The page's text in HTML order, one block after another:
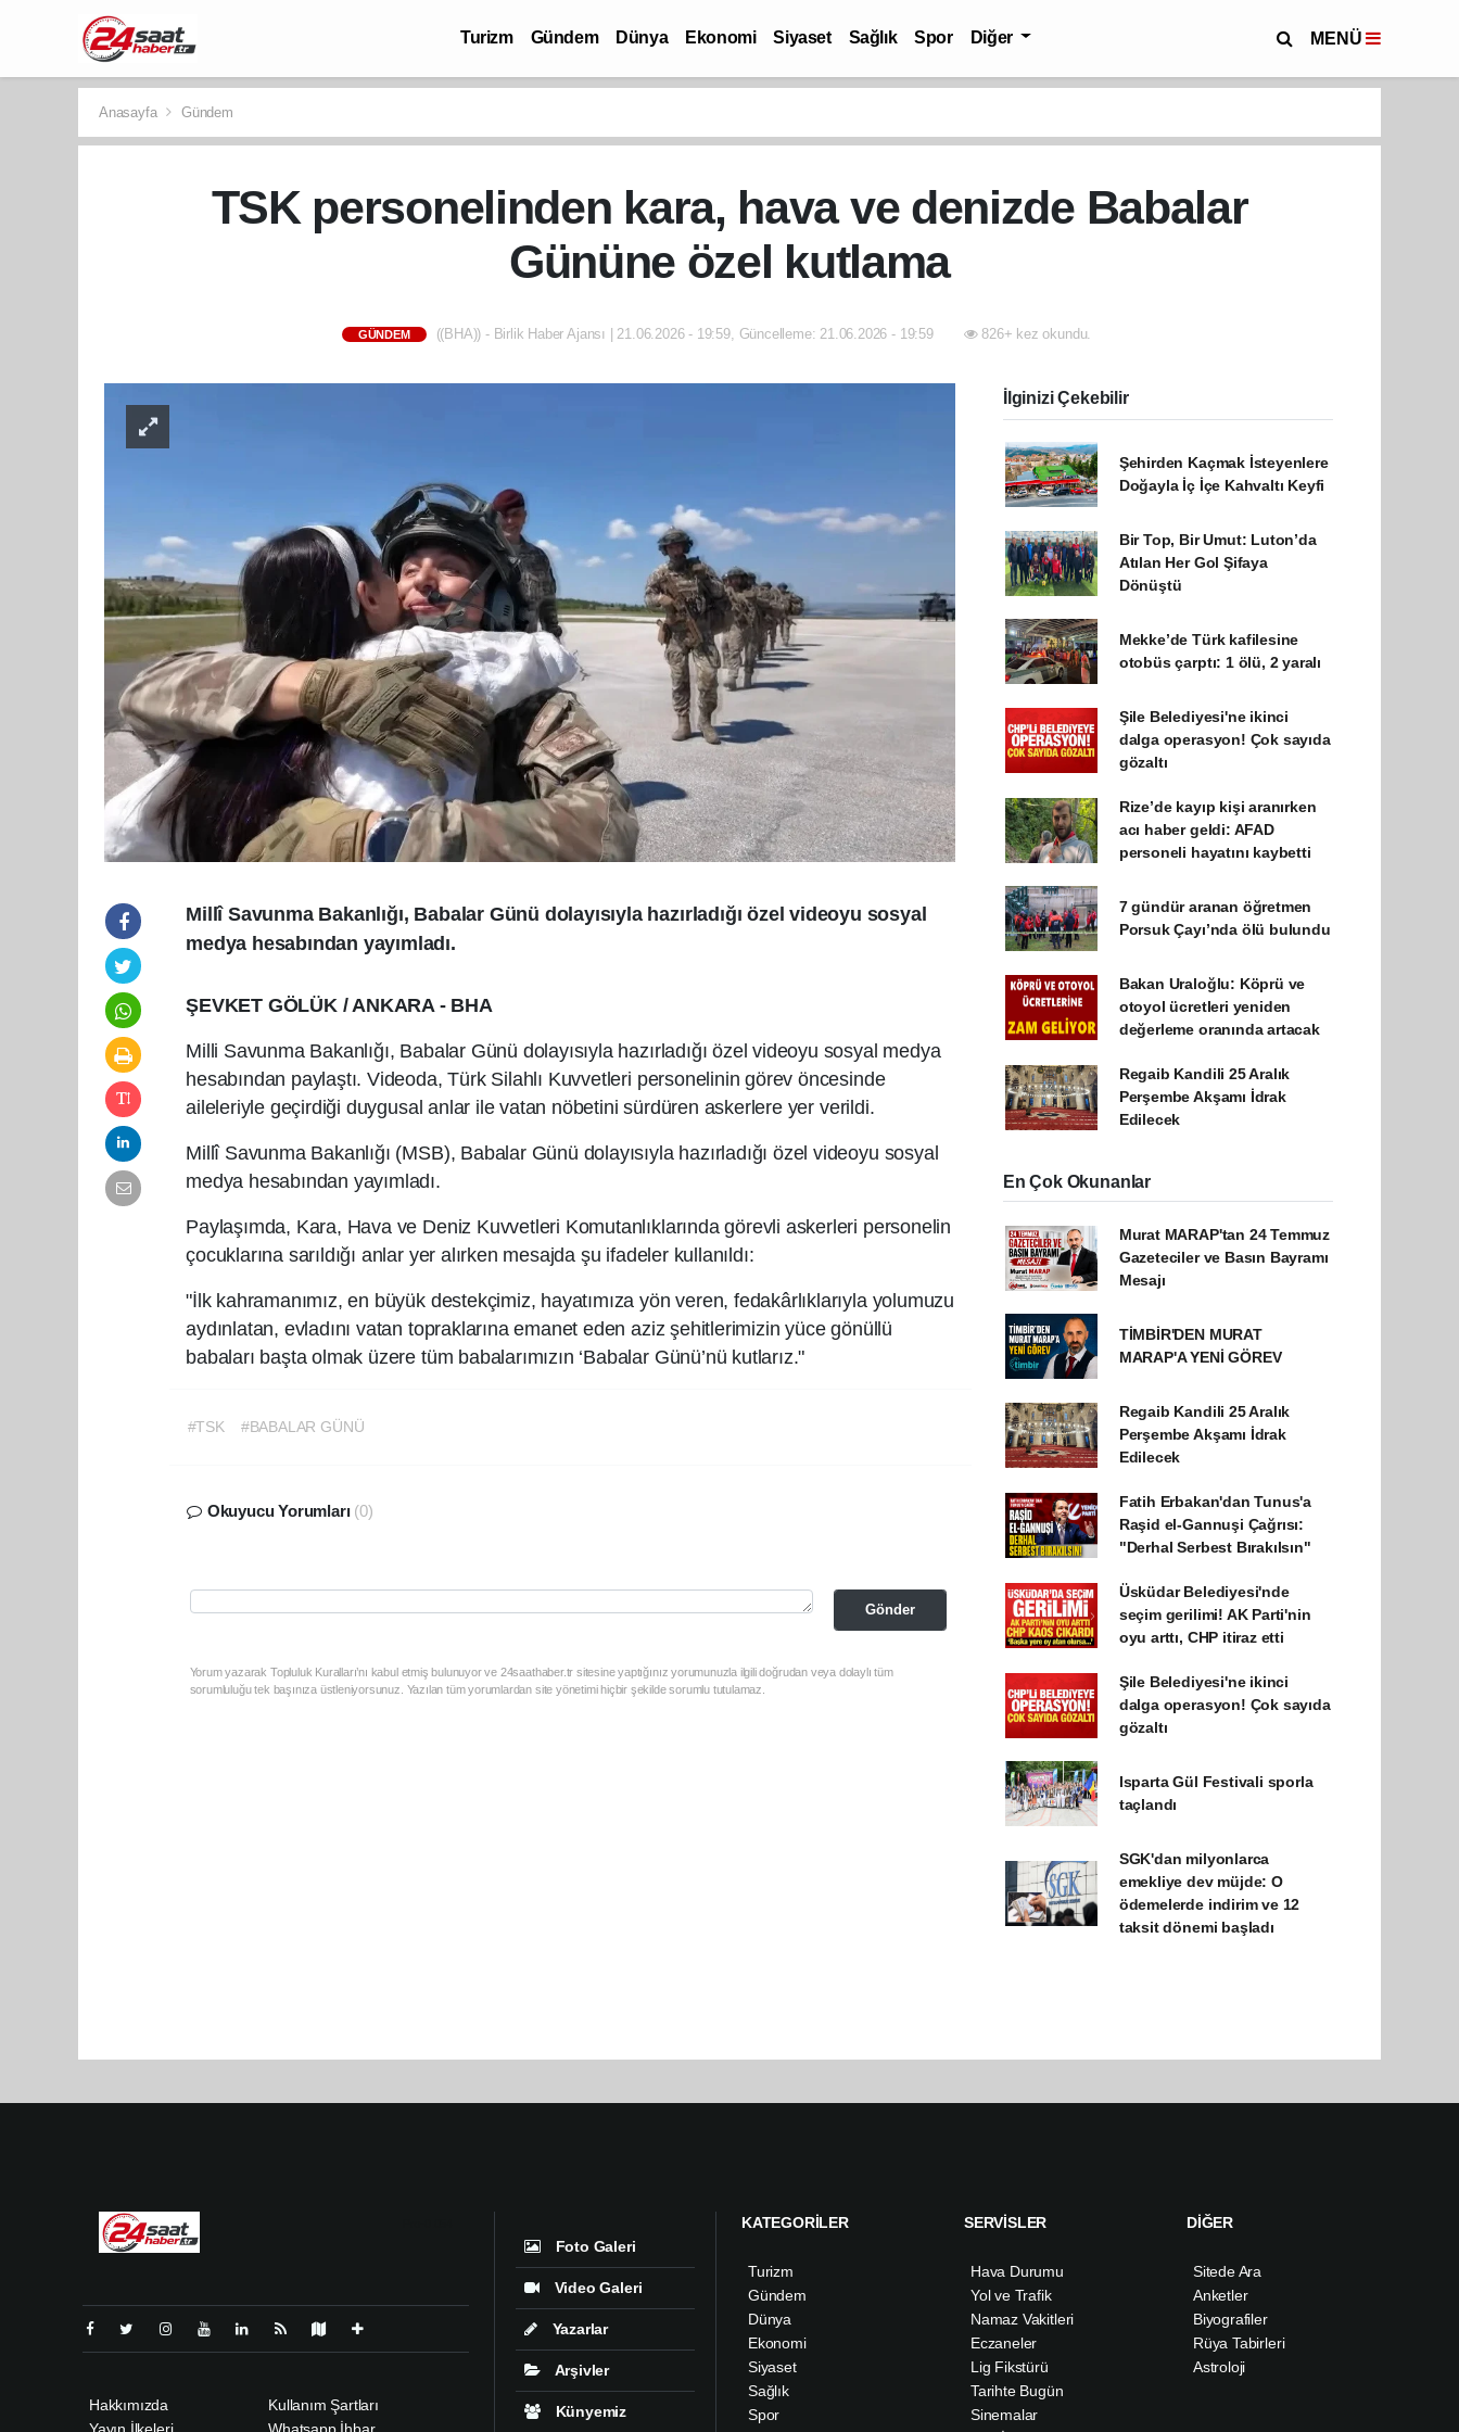
Turizm Gündem Dünya Ekonomi Siyaset Sağlık Spor Diğer MENÜ
Anasayfa Gündem
TSK personelinden kara, hava ve denizde Babalar
Gününe özel kutlama
GÜNDEM ((BHA)) - Birlik Haber Ajansı | 21.06.2026 - 19:59, Güncelleme: 21.06.2026 - 19:59 826+ kez okundu.
Millî Savunma Bakanlığı, Babalar Günü dolayısıyla hazırladığı özel videoyu sosyal
medya hesabından yayımladı.
ŞEVKET GÖLÜK / ANKARA - BHA
Milli Savunma Bakanlığı, Babalar Günü dolayısıyla hazırladığı özel videoyu sosyal medya
hesabından paylaştı. Videoda, Türk Silahlı Kuvvetleri personelinin görev öncesinde
aileleriyle geçirdiği duygusal anlar ile vatan nöbetini sürdüren askerlere yer verildi.
Millî Savunma Bakanlığı (MSB), Babalar Günü dolayısıyla hazırladığı özel videoyu sosyal
medya hesabından yayımladı.
Paylaşımda, Kara, Hava ve Deniz Kuvvetleri Komutanlıklarında görevli askerleri personelin
çocuklarına sarıldığı anlar yer alırken mesajda şu ifadeler kullanıldı:
"İlk kahramanımız, en büyük destekçimiz, hayatımıza yön veren, fedakârlıklarıyla yolumuzu
aydınlatan, evladını vatan topraklarına emanet eden aziz şehitlerimizin yüce gönüllü
babaları başta olmak üzere tüm babalarımızın ‘Babalar Günü’nü kutlarız."
#TSK #BABALAR GÜNÜ
Okuyucu Yorumları (0)
Gönder
Yorum yazarak Topluluk Kuralları’nı kabul etmiş bulunuyor ve 24saathaber.tr sitesine yaptığınız yorumunuzla ilgili doğrudan veya dolaylı tüm
sorumluluğu tek başınıza üstleniyorsunuz. Yazılan tüm yorumlardan site yönetimi hiçbir şekilde sorumlu tutulamaz.
İlginizi Çekebilir
Şehirden Kaçmak İsteyenlere
Doğayla İç İçe Kahvaltı Keyfi
Bir Top, Bir Umut: Luton’da
Atılan Her Gol Şifaya
Dönüştü
Mekke’de Türk kafilesine
otobüs çarptı: 1 ölü, 2 yaralı
Şile Belediyesi'ne ikinci
dalga operasyon! Çok sayıda
gözaltı
Rize’de kayıp kişi aranırken
acı haber geldi: AFAD
personeli hayatını kaybetti
7 gündür aranan öğretmen
Porsuk Çayı’nda ölü bulundu
Bakan Uraloğlu: Köprü ve
otoyol ücretleri yeniden
değerleme oranında artacak
Regaib Kandili 25 Aralık
Perşembe Akşamı İdrak
Edilecek
En Çok Okunanlar
Murat MARAP'tan 24 Temmuz
Gazeteciler ve Basın Bayramı
Mesajı
TİMBİR'DEN MURAT
MARAP'A YENİ GÖREV
Regaib Kandili 25 Aralık
Perşembe Akşamı İdrak
Edilecek
Fatih Erbakan'dan Tunus'a
Raşid el-Gannuşi Çağrısı:
"Derhal Serbest Bırakılsın"
Üsküdar Belediyesi'nde
seçim gerilimi! AK Parti'nin
oyu arttı, CHP itiraz etti
Şile Belediyesi'ne ikinci
dalga operasyon! Çok sayıda
gözaltı
Isparta Gül Festivali sporla
taçlandı
SGK'dan milyonlarca
emekliye dev müjde: O
ödemelerde indirim ve 12
taksit dönemi başladı
Hakkımızda
Kullanım Şartları
Foto Galeri
Video Galeri
Yazarlar
Arşivler
Künyemiz
KATEGORİLER
Turizm
Gündem
Dünya
Ekonomi
Siyaset
Sağlık
Spor
SERVİSLER
Hava Durumu
Yol ve Trafik
Namaz Vakitleri
Eczaneler
Lig Fikstürü
Tarihte Bugün
Sinemalar
DİĞER
Sitede Ara
Anketler
Biyografiler
Rüya Tabirleri
Astroloji